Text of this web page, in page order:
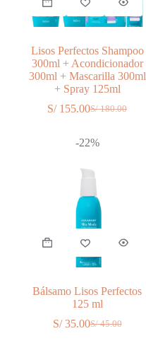
Lisos Perfectos Shampoo
300ml + Acondicionador
300ml + Mascarilla 300ml
+ Spray 125ml
S/180.00
El
original
S/155.00El
actual
-22%
Bálsamo Lisos Perfectos
125 ml
S/45.00
El
S/35.00El